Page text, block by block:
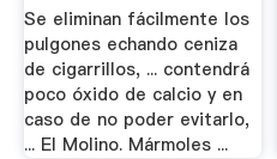
Se eliminan fácilmente los
pulgones echando ceniza
de cigarrillos, ... contendrá
poco óxido de calcio y en
caso de no poder evitarlo,
... El Molino. Mármoles ...